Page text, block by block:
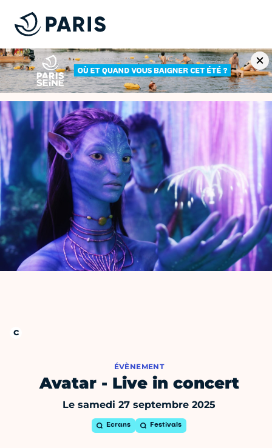
ÉVÈNEMENT
Avatar - Live in concert
Le samedi 27 septembre 2025
Ecrans Festivals